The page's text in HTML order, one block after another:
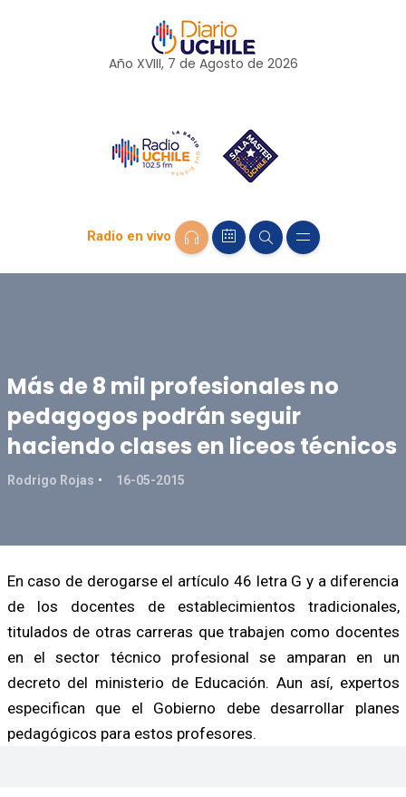
Año XVIII, 7 de Agosto de 2026
Radio en vivo
Más de 8 mil profesionales no
pedagogos podrán seguir
haciendo clases en liceos técnicos
Rodrigo Rojas 16-05-2015
En caso de derogarse el artículo 46 letra G y a diferencia
de los docentes de establecimientos tradicionales,
titulados de otras carreras que trabajen como docentes
en el sector técnico profesional se amparan en un
decreto del ministerio de Educación. Aun así, expertos
especifican que el Gobierno debe desarrollar planes
pedagógicos para estos profesores.